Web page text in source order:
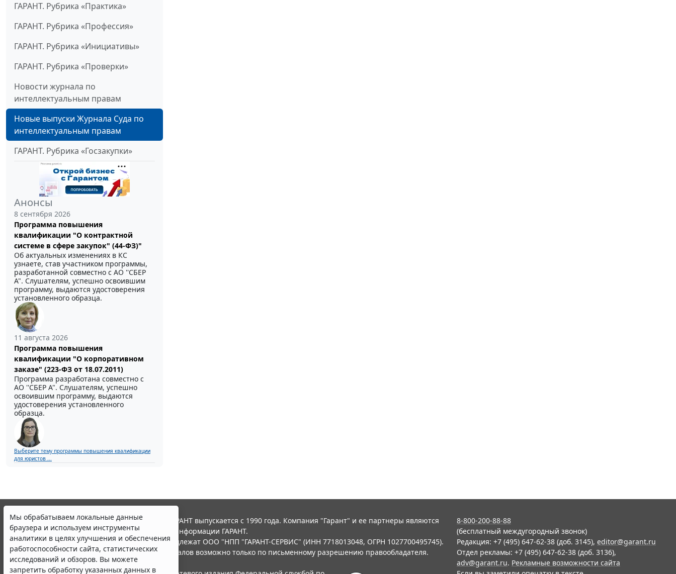
ГАРАНТ. Рубрика «Практика»
ГАРАНТ. Рубрика «Профессия»
ГАРАНТ. Рубрика «Инициативы»
ГАРАНТ. Рубрика «Проверки»
Новости журнала по
интеллектуальным правам
Новые выпуски Журнала Суда по
интеллектуальным правам
ГАРАНТ. Рубрика «Госзакупки»
Анонсы
8 сентября 2026
Программа повышения
квалификации "О контрактной
системе в сфере закупок" (44-ФЗ)"
Об актуальных изменениях в КС
узнаете, став участником программы,
разработанной совместно с АО ''СБЕР
А". Слушателям, успешно освоившим
программу, выдаются удостоверения
установленного образца.
11 августа 2026
Программа повышения
квалификации "О корпоративном
заказе" (223-ФЗ от 18.07.2011)
Программа разработана совместно с
АО ''СБЕР А". Слушателям, успешно
освоившим программу, выдаются
удостоверения установленного
образца.
Выберите тему программы повышения квалификации
для юристов ...
Мы обрабатываем локальные данные
браузера и используем инструменты
аналитики в целях улучшения и обеспечения
работоспособности сайта, статистических
исследований и обзоров. Вы можете
запретить обработку указанных данных в
© ООО "НПП "ГАРАНТ-СЕРВИС", 2026. Система ГАРАНТ выпускается с 1990 года. Компания "Гарант" и ее партнеры являются
участниками Российской ассоциации правовой информации ГАРАНТ.
Все права на материалы сайта ГАРАНТ.РУ принадлежат ООО "НПП "ГАРАНТ-СЕРВИС" (ИНН 7718013048, ОГРН 1027700495745).
Полное или частичное воспроизведение материалов возможно только по письменному разрешению правообладателя.
Правила использования портала.
8-800-200-88-88
(бесплатный междугородный звонок)
Редакция: +7 (495) 647-62-38 (доб. 3145), editor@garant.ru
Отдел рекламы: +7 (495) 647-62-38 (доб. 3136),
adv@garant.ru. Рекламные возможности сайта